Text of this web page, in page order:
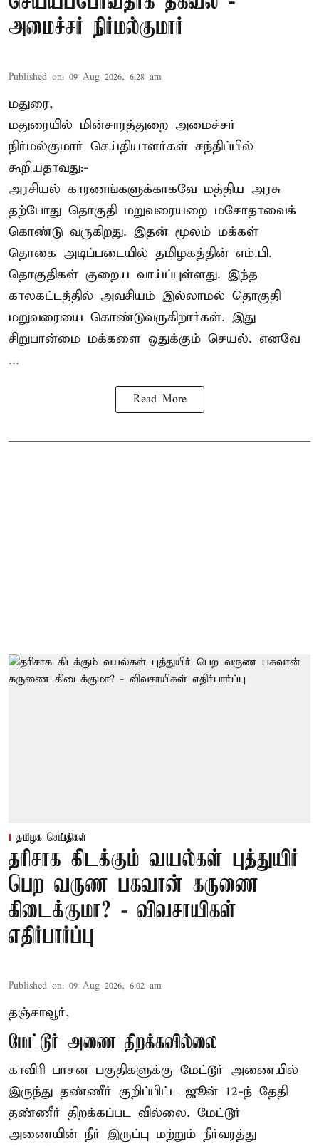
அமைச்சர் நிர்மல்குமார்
Published on: 09 Aug 2026, 6:28 am
மதுரை,
மதுரையில் மின்சாரத்துறை அமைச்சர்
நிர்மல்குமார் செய்தியாளர்கள் சந்திப்பில்
கூறியதாவது:-
அரசியல் காரணங்களுக்காகவே மத்திய அரசு
தற்போது தொகுதி மறுவரையறை மசோதாவைக்
கொண்டு வருகிறது. இதன் மூலம் மக்கள்
தொகை அடிப்படையில் தமிழகத்தின் எம்.பி.
தொகுதிகள் குறைய வாய்ப்புள்ளது. இந்த
காலகட்டத்தில் அவசியம் இல்லாமல் தொகுதி
மறுவரையை கொண்டுவருகிறார்கள். இது
சிறுபான்மை மக்களை ஒதுக்கும் செயல். எனவே
...
Read More
தமிழக செய்திகள்
தரிசாக கிடக்கும் வயல்கள் புத்துயிர்
பெற வருண பகவான் கருணை
கிடைக்குமா? - விவசாயிகள்
எதிர்பார்ப்பு
Published on: 09 Aug 2026, 6:02 am
தஞ்சாவூர்,
மேட்டூர் அணை திறக்கவில்லை
காவிரி பாசன பகுதிகளுக்கு மேட்டூர் அணையில்
இருந்து தண்ணீர் குறிப்பிட்ட ஜூன் 12-ந் தேதி
தண்ணீர் திறக்கப்பட வில்லை. மேட்டூர்
அணையின் நீர் இருப்பு மற்றும் நீர்வரத்து